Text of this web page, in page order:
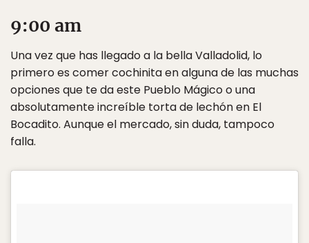
9:00 am
Una vez que has llegado a la bella Valladolid, lo
primero es comer cochinita en alguna de las muchas
opciones que te da este Pueblo Mágico o una
absolutamente increíble torta de lechón en El
Bocadito. Aunque el mercado, sin duda, tampoco
falla.